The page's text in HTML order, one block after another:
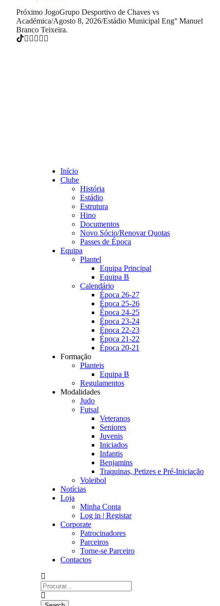
Próximo JogoGrupo Desportivo de Chaves vs
Académica/Agosto 8, 2026/Estádio Municipal Eng° Manuel
Branco Teixeira.
Início
Clube
História
Estádio
Estrutura
Hino
Documentos
Novo Sócio/Renovar Quotas
Passes de Época
Equipa
Plantel
Equipa Principal
Equipa B
Calendário
Época 26-27
Época 25-26
Época 24-25
Época 23-24
Época 22-23
Época 21-22
Época 20-21
Formação
Planteis
Equipa B
Regulamentos
Modalidades
Judo
Futsal
Veteranos
Seniores
Juvenis
Iniciados
Infantis
Benjamins
Traquinas, Petizes e Pré-Iniciação
Voleibol
Notícias
Loja
Minha Conta
Log in | Registar
Corporate
Patrocinadores
Parceiros
Torne-se Parceiro
Contactos